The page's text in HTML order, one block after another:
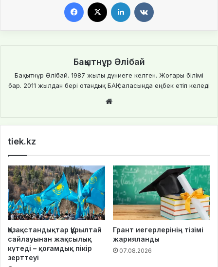
Facebook LinkedIn
Бақытнұр Әлібай
Бақытнұр Әлібай. 1987 жылы дүниеге келген. Жоғары білімі
бар. 2011 жылдан бері отандық БАҚ саласында еңбек етіп келеді
tiek.kz
Қазақстандықтар Құрылтай
сайлауынан жақсылық
күтеді – қоғамдық пікір
зерттеуі
Грант иегерлерінің тізімі
жарияланды
07.08.2026